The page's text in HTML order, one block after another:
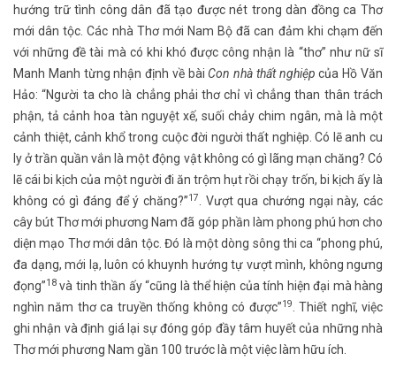
hướng trữ tình công dân đã tạo được nét trong dàn đồng ca Thơ
mới dân tộc. Các nhà Thơ mới Nam Bộ đã can đảm khi chạm đến
với những đề tài mà có khi khó được công nhận là “thơ” như nữ sĩ
Manh Manh từng nhận định về bài Con nhà thất nghiệp của Hồ Văn
Hảo: “Người ta cho là chẳng phải thơ chỉ vì chẳng than thân trách
phận, tả cảnh hoa tàn nguyệt xế, suối chảy chim ngân, mà là một
cảnh thiệt, cảnh khổ trong cuộc đời người thất nghiệp. Có lẽ anh cu
ly ở trần quần vắn là một động vật không có gì lãng mạn chăng? Có
lẽ cái bi kịch của một người đi ăn trộm hụt rồi chạy trốn, bi kịch ấy là
không có gì đáng để ý chăng?”17
. Vượt qua chướng ngại này, các
cây bút Thơ mới phương Nam đã góp phần làm phong phú hơn cho
diện mạo Thơ mới dân tộc. Đó là một dòng sông thi ca “phong phú,
đa dạng, mới lạ, luôn có khuynh hướng tự vượt mình, không ngưng
đọng”18 và tinh thần ấy “cũng là thể hiện của tính hiện đại mà hàng
nghìn năm thơ ca truyền thống không có được”19
. Thiết nghĩ, việc
ghi nhận và định giá lại sự đóng góp đầy tâm huyết của những nhà
Thơ mới phương Nam gần 100 trước là một việc làm hữu ích.